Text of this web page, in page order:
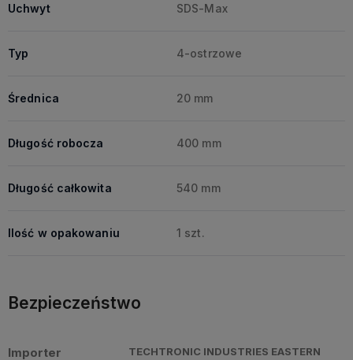
Uchwyt SDS-Max
Typ 4-ostrzowe
Średnica 20 mm
Długość robocza 400 mm
Długość całkowita 540 mm
Ilość w opakowaniu 1 szt.
Bezpieczeństwo
Importer
TECHTRONIC INDUSTRIES EASTERN